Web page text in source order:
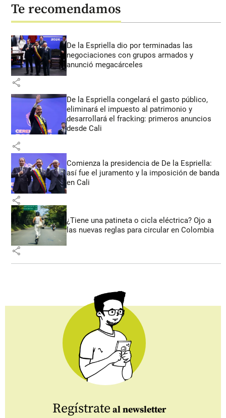
Te recomendamos
De la Espriella dio por terminadas las
negociaciones con grupos armados y
anunció megacárceles
share
De la Espriella congelará el gasto público,
eliminará el impuesto al patrimonio y
desarrollará el fracking: primeros anuncios
desde Cali
share
Comienza la presidencia de De la Espriella:
así fue el juramento y la imposición de banda
en Cali
share
¿Tiene una patineta o cicla eléctrica? Ojo a
las nuevas reglas para circular en Colombia
share
Regístrate al newsletter